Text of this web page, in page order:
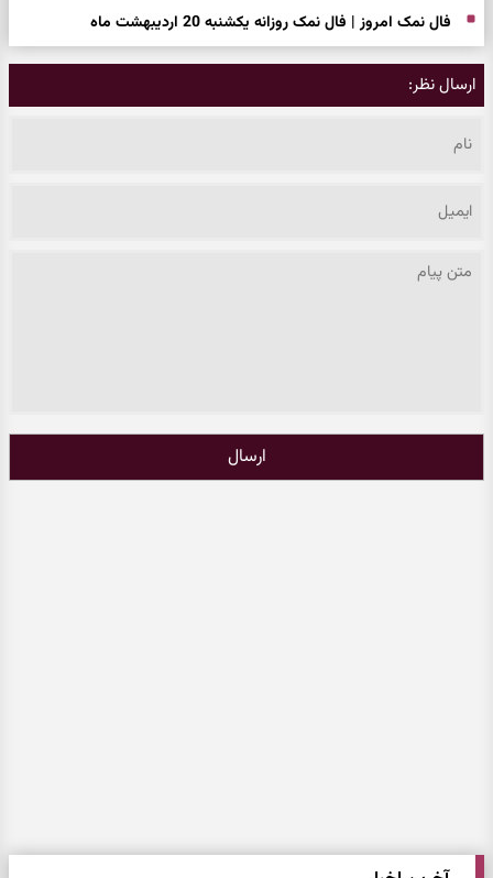
فال نمک امروز | فال نمک روزانه یکشنبه 20 اردیبهشت ماه
ارسال نظر:
ارسال